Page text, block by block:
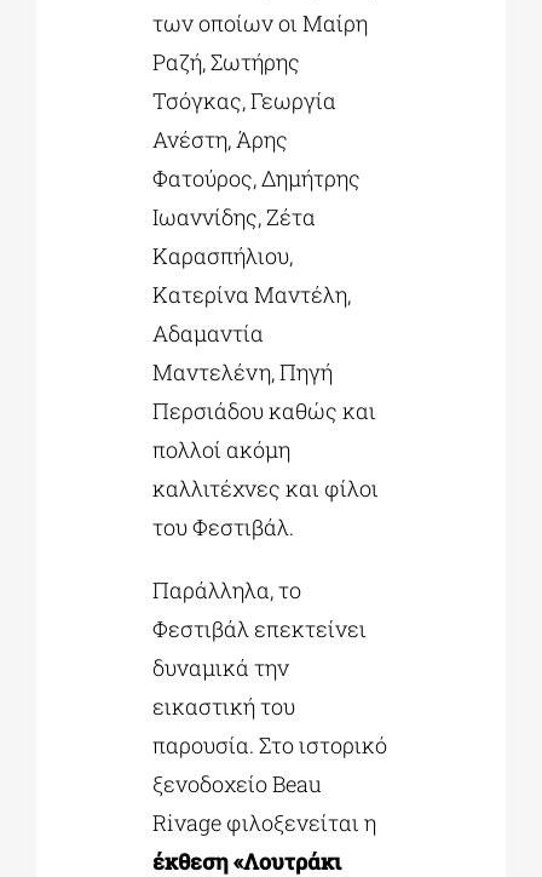
των οποίων οι Μαίρη
Ραζή, Σωτήρης
Τσόγκας, Γεωργία
Ανέστη, Άρης
Φατούρος, Δημήτρης
Ιωαννίδης, Ζέτα
Καρασπήλιου,
Κατερίνα Μαντέλη,
Αδαμαντία
Μαντελένη, Πηγή
Περσιάδου καθώς και
πολλοί ακόμη
καλλιτέχνες και φίλοι
του Φεστιβάλ.
Παράλληλα, το
Φεστιβάλ επεκτείνει
δυναμικά την
εικαστική του
παρουσία. Στο ιστορικό
ξενοδοχείο Beau
Rivage φιλοξενείται η
έκθεση «Λουτράκι